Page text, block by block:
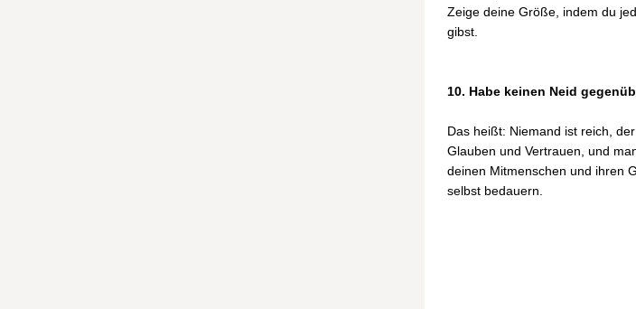
Zeige deine Größe, indem du
gibst.
10. Habe keinen Neid
Das heißt: Niemand ist reich,
Glauben und Vertrauen, und
deinen Mitmenschen und ihren
selbst bedauern.